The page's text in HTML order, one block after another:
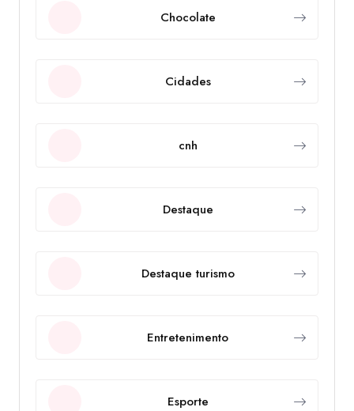
Chocolate
Cidades
cnh
Destaque
Destaque turismo
Entretenimento
Esporte